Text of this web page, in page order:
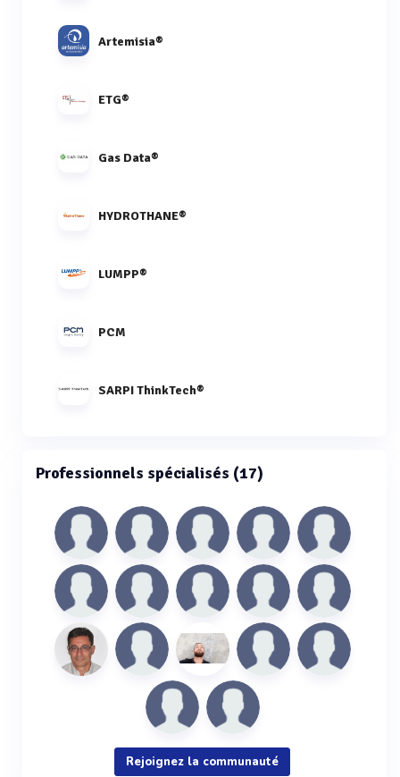
Artemisia®
ETG®
Gas Data®
HYDROTHANE®
LUMPP®
PCM
SARPI ThinkTech®
Professionnels spécialisés (17)
Rejoignez la communauté